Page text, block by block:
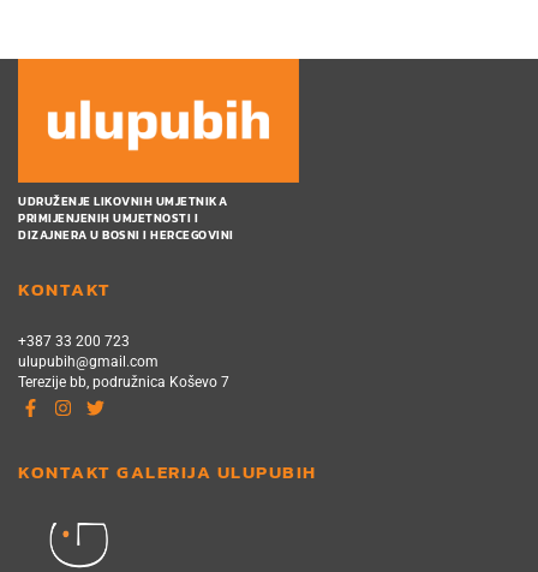
UDRUŽENJE LIKOVNIH UMJETNIKA
PRIMIJENJENIH UMJETNOSTI I
DIZAJNERA U BOSNI I HERCEGOVINI
KONTAKT
+387 33 200 723
ulupubih@gmail.com
Terezije bb, podružnica Koševo 7
KONTAKT GALERIJA ULUPUBIH